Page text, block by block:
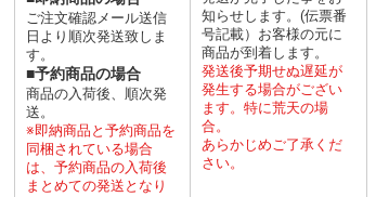
ご注文確認メール送信
日より順次発送致しま
す。
■予約商品の場合
商品の入荷後、順次発
送。
※即納商品と予約商品を
同梱されている場合
は、予約商品の入荷後
まとめての発送となり
知らせします。(伝票番
号記載）お客様の元に
商品が到着します。
発送後予期せぬ遅延が
発生する場合がござい
ます。特に荒天の場
合。
あらかじめご了承くだ
さい。